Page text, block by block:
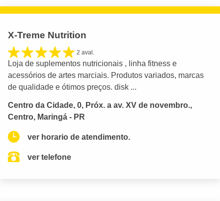
X-Treme Nutrition
2 aval.
Loja de suplementos nutricionais , linha fitness e
acessórios de artes marciais. Produtos variados, marcas
de qualidade e ótimos preços. disk ...
Centro da Cidade, 0, Próx. a av. XV de novembro.,
Centro, Maringá - PR
ver horario de atendimento.
ver telefone